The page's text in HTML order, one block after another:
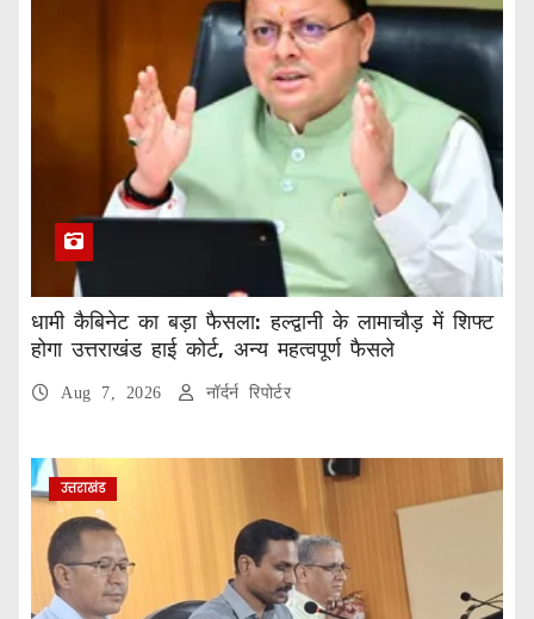
धामी कैबिनेट का बड़ा फैसला: हल्द्वानी के लामाचौड़ में शिफ्ट
होगा उत्तराखंड हाई कोर्ट, अन्य महत्वपूर्ण फैसले
Aug 7, 2026 नॉर्दर्न रिपोर्टर
उत्तराखंड